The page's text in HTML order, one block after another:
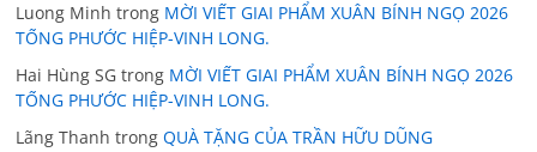
Luong Minh trong MỜI VIẾT GIAI PHẨM XUÂN BÍNH NGỌ 2026
TỐNG PHƯỚC HIỆP-VINH LONG.
Hai Hùng SG trong MỜI VIẾT GIAI PHẨM XUÂN BÍNH NGỌ 2026
TỐNG PHƯỚC HIỆP-VINH LONG.
Lãng Thanh trongQUÀ TẶNG CỦA TRẦN HỮU DŨNG